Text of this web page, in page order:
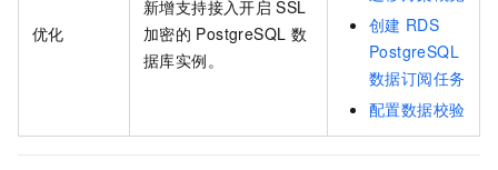
优化
新增支持接入开启 SSL
加密的 PostgreSQL 数
据库实例。
创建 RDS
PostgreSQL
数据订阅任务
配置数据校验